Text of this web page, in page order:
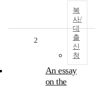
복
사/
대
출
신
청
2
An essay
on the